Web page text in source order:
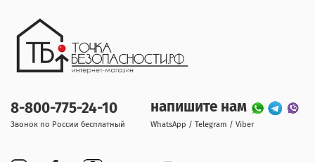
8-800-775-24-10
Звонок по России бесплатный
напишите нам
WhatsApp / Telegram / Viber